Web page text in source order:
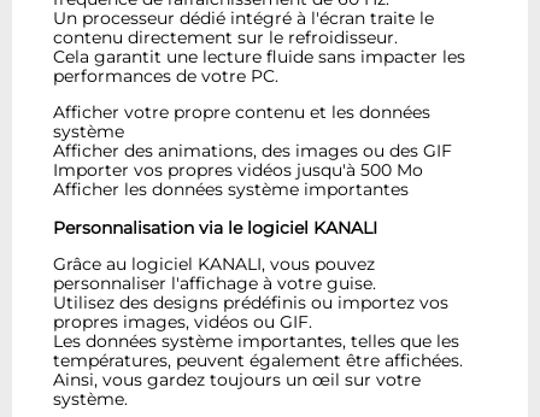
Un processeur dédié intégré à l'écran traite le
contenu directement sur le refroidisseur.
Cela garantit une lecture fluide sans impacter les
performances de votre PC.
Afficher votre propre contenu et les données
système
Afficher des animations, des images ou des GIF
Importer vos propres vidéos jusqu'à 500 Mo
Afficher les données système importantes
Personnalisation via le logiciel KANALI
Grâce au logiciel KANALI, vous pouvez
personnaliser l'affichage à votre guise.
Utilisez des designs prédéfinis ou importez vos
propres images, vidéos ou GIF.
Les données système importantes, telles que les
températures, peuvent également être affichées.
Ainsi, vous gardez toujours un œil sur votre
système.